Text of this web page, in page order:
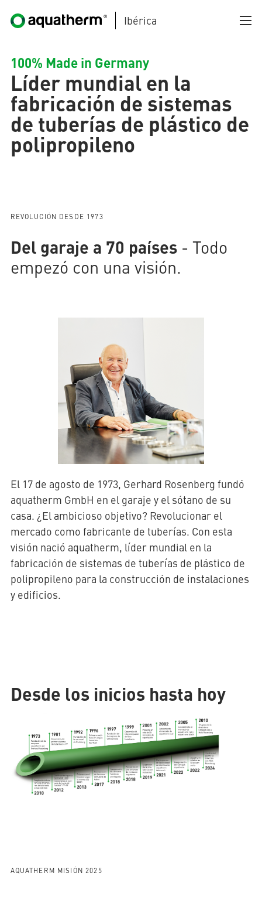
Ibérica
AQUATHERM BLACK
AQUATHERM GREEN
AQUATHERM ENERGY
AQUATHERM SERVICES
(current)
internacionales
100% Made in Germany
Líder mundial en la
fabricación de sistemas
de tuberías de plástico de
polipropileno
REVOLUCIÓN DESDE 1973
Del garaje a 70 países - Todo
empezó con una visión.
El 17 de agosto de 1973, Gerhard Rosenberg fundó
aquatherm GmbH en el garaje y el sótano de su
casa. ¿El ambicioso objetivo? Revolucionar el
mercado como fabricante de tuberías. Con esta
visión nació aquatherm, líder mundial en la
fabricación de sistemas de tuberías de plástico de
polipropileno para la construcción de instalaciones
y edificios.
Desde los inicios hasta hoy
AQUATHERM MISIÓN 2025